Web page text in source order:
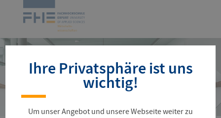
Zur
Navigation
überspringen
Ihre Privatsphäre ist uns
wichtig!
Um unser Angebot und unsere Webseite weiter zu